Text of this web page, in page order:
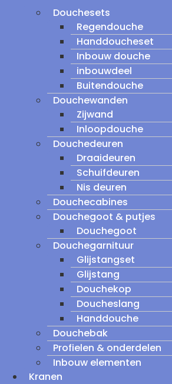
Douchesets
Regendouche
Handdoucheset
Inbouw douche
inbouwdeel
Buitendouche
Douchewanden
Zijwand
Inloopdouche
Douchedeuren
Draaideuren
Schuifdeuren
Nis deuren
Douchecabines
Douchegoot & putjes
Douchegoot
Douchegarnituur
Glijstangset
Glijstang
Douchekop
Doucheslang
Handdouche
Douchebak
Profielen & onderdelen
Inbouw elementen
Kranen